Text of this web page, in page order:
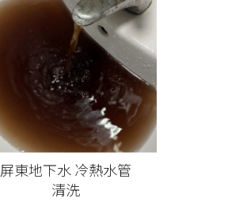
屏東地下水 冷熱水管
清洗